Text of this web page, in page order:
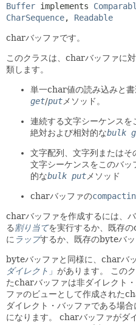
ヘルプ
Buffer implements
CharSequence, Readable
charバッファです。
このクラスは、charバッファに
類します。
単一char値の読み込みと
get/put メソッド。
連続する文字シーケンスを
絶対および相対的なbulk
文字配列、文字列またはそ
文字シーケンスをこのバ
的なbulk put メソッド
charバッファの
charバッファを作成するには、
る割り当てを実行するか、既存
に ラップするか、既存のbyteバ
byteバッファと同様に、charバ
ダイレクト 」 があります。 この
たcharバッファは非ダイレクト・
ファのビューとして作成された
ダイレクト・バッファである場
になります。
charバッファがダ